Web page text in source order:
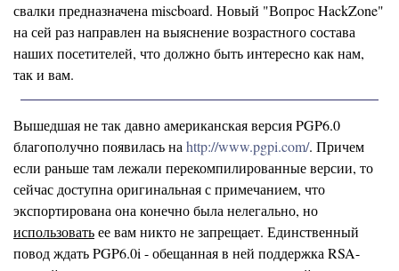
свалки предназначена miscboard. Новый "Вопрос HackZone"
на сей раз направлен на выяснение возрастного состава
наших посетителей, что должно быть интересно как нам,
так и вам.
Вышедшая не так давно американская версия PGP6.0
благополучно появилась наhttp://www.pgpi.com/. Причем
если раньше там лежали перекомпилированные версии, то
сейчас доступна оригинальная с примечанием, что
экспортирована она конечно была нелегально, но
использоватьее вам никто не запрещает. Единственный
повод ждать PGP6.0i - обещанная в ней поддержка RSA-